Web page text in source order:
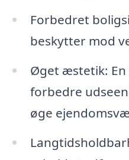
Forbedret
beskytter mod
Øget æstetik:
forbedre
øge